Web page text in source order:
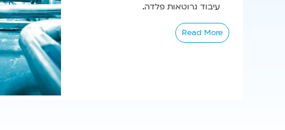
עיבוד גרוטאות פלדה...
Read More